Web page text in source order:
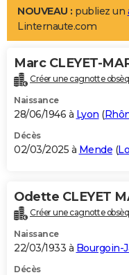
LIFESTYLE
Art de vivre
Bien-être
Loisirs
Mode
Modes de vie
Alimentation
Guide de la santé
Maladies
Médicaments
Sommeil
VOYAGE
Destinations
City break
Voyage nature
Voyage de noces
Forum
Climat
+PHOTO
GUIDES D'ACHAT
BONS PLANS
Carte de Noël
Carte Bonne année
Carte Saint-Valentin
Carte Pâques
Carte d'anniversaire
DICTIONNAIRE
Dictionnaire
Biographies
Citations
Expressions
Proverbes
PROGRAMME TV
NOUVEAU : publiez un
Linternaute.com
Marc CLEYET-
Créer une cagnotte
Naissance
28/06/1946 à Lyon (
Décès
02/03/2025 à Mende (
Odette CLEYET
Créer une cagnotte
Naissance
22/03/1933 à Bourgoin-
Décès